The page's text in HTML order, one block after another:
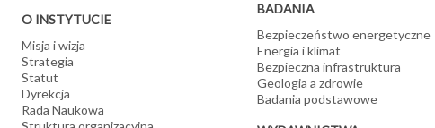
O INSTYTUCIE
Misja i wizja
Strategia
Statut
Dyrekcja
Rada Naukowa
BADANIA
Bezpieczeństwo energetyczne
Energia i klimat
Bezpieczna infrastruktura
Geologia a zdrowie
Badania podstawowe